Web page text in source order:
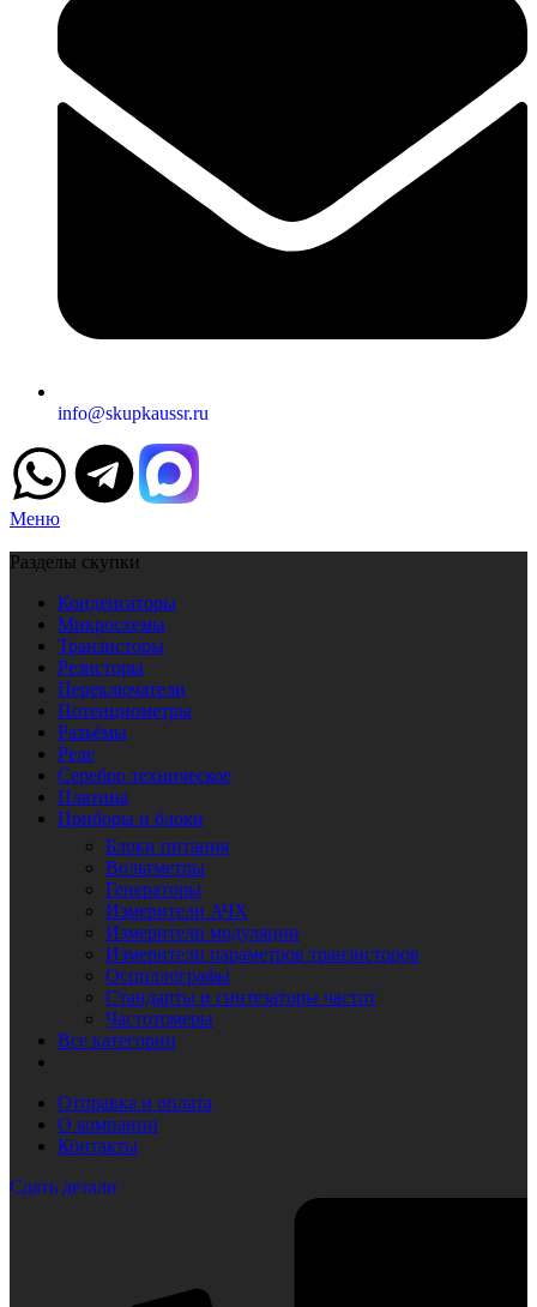
info@skupkaussr.ru
Меню
Разделы скупки
Конденсаторы
Микросхемы
Транзисторы
Резисторы
Переключатели
Потенциометры
Разъёмы
Реле
Серебро техническое
Платина
Приборы и блоки
Блоки питания
Вольтметры
Генераторы
Измерители АЧХ
Измерители модуляции
Измерители параметров транзисторов
Осциллографы
Стандарты и синтезаторы частот
Частотомеры
Все категории
Отправка и оплата
О компании
Контакты
Сдать детали